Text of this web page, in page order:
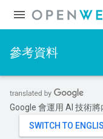
參考資料
Google 會運用 AI 技術